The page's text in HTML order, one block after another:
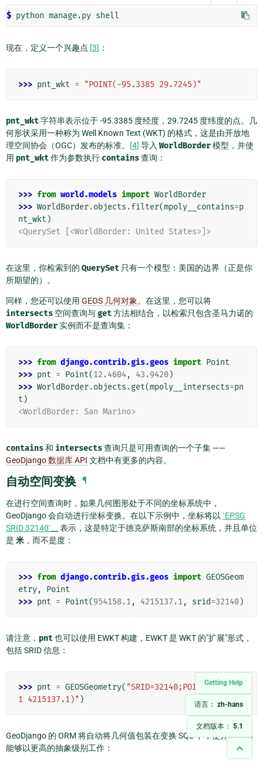
Getting Help
语言： zh-hans
文档版本： 5.1
$ python manage.py
现在，定义一个兴趣点 [3] ：
>>> pnt_wkt = "POINT(-95.3385 29.7245)"
pnt_wkt字符串表示位于 -95.3385 度经度，29.7245 度纬度的点。几
何形状采用一种称为 Well Known Text (WKT) 的格式，这是由开放地
理空间协会（OGC）发布的标准。
[4] 导入 WorldBorder模型，并使
用 pnt_wkt作为参数执行 contains查询：
>>> from world.models import WorldBorder
>>> WorldBorder.objects .filter(mpoly__contains=p
nt_wkt )
<QuerySet [<WorldBorder: United States>]>
在这里，你检索到的 QuerySet 只有一个模型：美国的边界（正是你
所期望的）。
同样，您还可以使用 GEOS 几何对象 。在这里，您可以将
intersects 空间查询与get方法相结合，以检索只包含圣马力诺的
WorldBorder实例而不是查询集：
>>> from django.contrib.gis.geos import Point
>>> pnt = Point(12.4604, 43.9420)
>>> WorldBorder.objects .get(mpoly__intersects=pn
t )
<WorldBorder: San Marino>
contains和 intersects查询只是可用查询的一个子集 ——
GeoDjango 数据库 API 文档中有更多的内容。
自动空间变换 ¶
在进行空间查询时，如果几何图形处于不同的坐标系统中，
GeoDjango 会自动进行坐标变换。在以下示例中，坐标将以 `EPSG
SRID 32140`__
表示，这是特定于德克萨斯南部的坐标系统，并且单位
是 米 ，而不是度：
>>> from django.contrib.gis.geos import GEOSGeom
etry,
Point
>>> pnt = Point(954158.1, 4215137.1, srid=32140)
请注意， pnt也可以使用 EWKT 构建，EWKT 是 WKT 的"扩展"形式，
包括 SRID 信息：
>>> pnt = GEOSGeometry( "SRID=32140;POINT(954158.
1 4215137.1)" )
GeoDjango 的 ORM 将自动将几何值包装在变换 SQL 中，使开发人员
能够以更高的抽象级别工作：